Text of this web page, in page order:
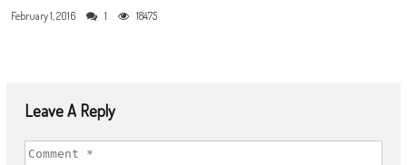
February 1, 2016 1 18475
Leave A Reply